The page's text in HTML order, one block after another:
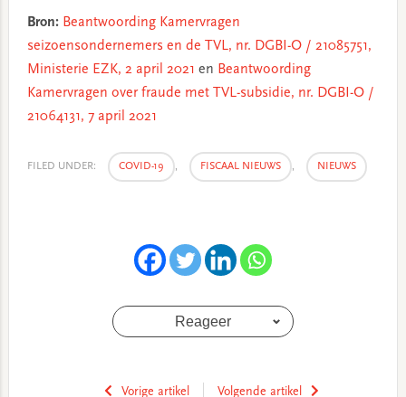
Bron: Beantwoording Kamervragen
seizoensondernemers en de TVL, nr. DGBI-O / 21085751,
Ministerie EZK, 2 april 2021 en Beantwoording
Kamervragen over fraude met TVL-subsidie, nr. DGBI-O /
21064131, 7 april 2021
FILED UNDER: COVID-19 , FISCAAL NIEUWS , NIEUWS
Reageer
Vorige artikel
Volgende artikel